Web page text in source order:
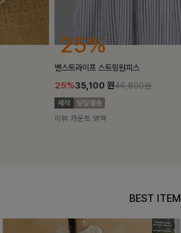
10%
[5천장돌파/COOL]멜틴 퍼프블라우스
10%34,900원38,700원
리뷰 카운트 영역
BEST ITEM